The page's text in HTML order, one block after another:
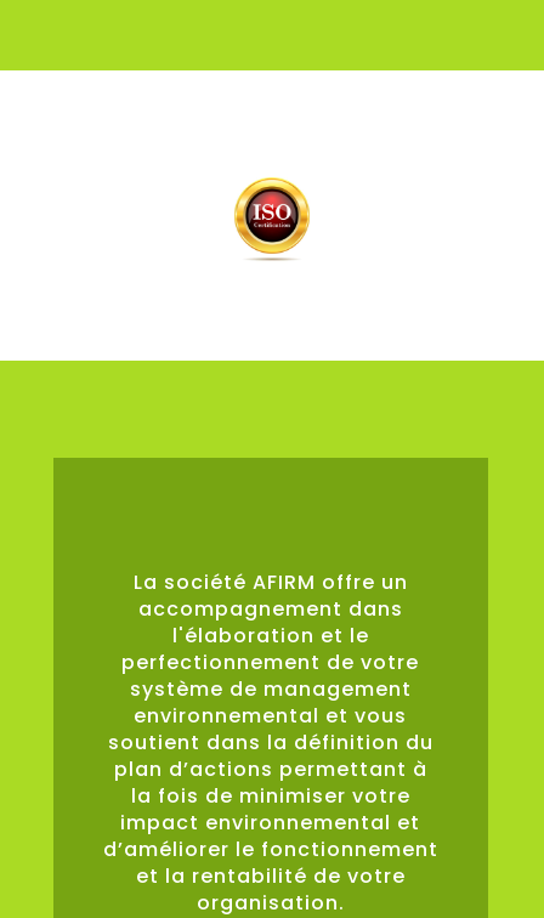
La société AFIRM offre un
accompagnement dans
l'élaboration et le
perfectionnement de votre
système de management
environnemental et vous
soutient dans la définition du
plan d’actions permettant à
la fois de minimiser votre
impact environnemental et
d’améliorer le fonctionnement
et la rentabilité de votre
organisation.